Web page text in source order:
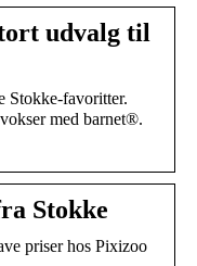
udvalg til
Stokke-favoritter.
med barnet®.
Stokke
priser hos Pixizoo